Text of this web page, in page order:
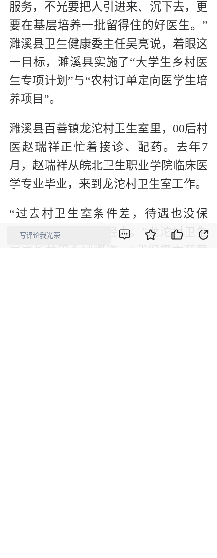
服务，不光要把人引进来、沉下去，更
要在基层培养一批留得住的好医生。”
濉溪县卫生健康委主任吴亮说，着眼这
一目标，濉溪县实施了“大学生乡村医
生专项计划”与“农村订单定向医学生培
养项目”。
濉溪县百善镇龙沱村卫生室里，00后村
医赵瑞祥正忙着接诊、配药。去年7
月，赵瑞祥从皖北卫生职业学院临床医
学专业毕业，来到龙沱村卫生室工作。
“过去村卫生室条件差，待遇也没保
障，根本留不住年轻人。”龙沱村卫生
室室长林明永感慨道。“我们探索开展
写评论我光荣